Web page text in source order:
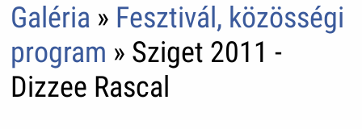
Galéria » Fesztivál, közösségi
program » Sziget 2011 -
Dizzee Rascal